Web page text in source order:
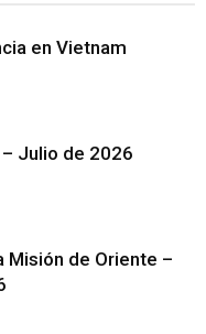
en Vietnam
Julio de 2026
Misión de Oriente –